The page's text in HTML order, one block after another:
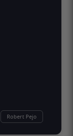
Robert Pejo